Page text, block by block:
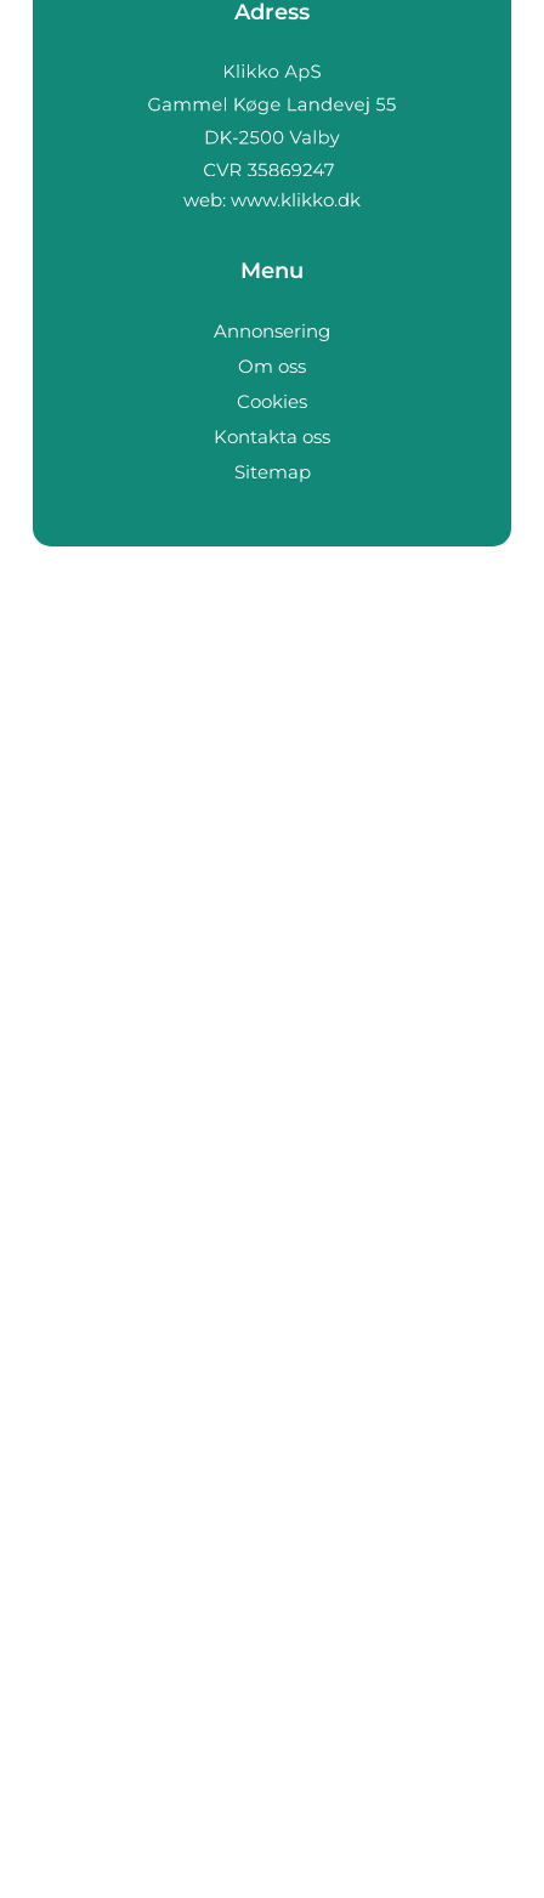
Adress
web: www.klikko.dk
Menu
Annonsering
Om oss
Cookies
Kontakta oss
Sitemap